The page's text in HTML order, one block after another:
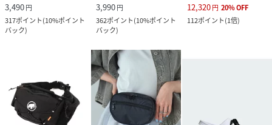
3,490円
317ポイント(10%ポイント
バック)
3,990円
362ポイント(10%ポイント
バック)
12,320円 20%OFF
112ポイント(1倍)